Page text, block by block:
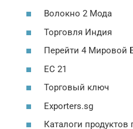
Волокно 2 Мода
Торговля Индия
Перейти 4 Мировой
ЕС 21
Торговый ключ
Exporters.sg
Каталоги продуктов